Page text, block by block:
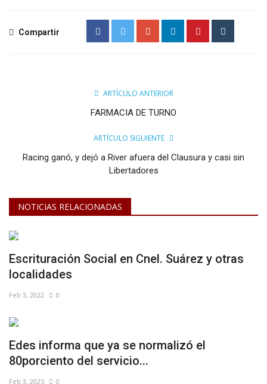
Compartir
ARTÍCULO ANTERIOR
FARMACIA DE TURNO
ARTÍCULO SIGUIENTE
Racing ganó, y dejó a River afuera del Clausura y casi sin
Libertadores
NOTICIAS RELACIONADAS
Escrituración Social en Cnel. Suárez y otras
localidades
Feb 3, 2022 0
Edes informa que ya se normalizó el
80porciento del servicio...
Feb 3, 2025 0